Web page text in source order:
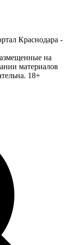
Краснодара -
на
материалов
18+